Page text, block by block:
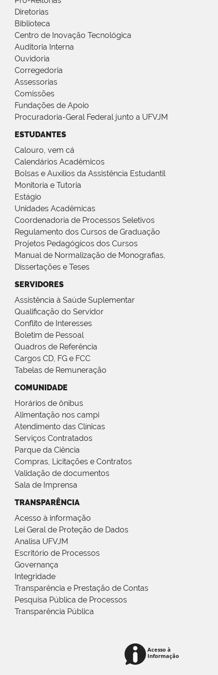
Diretorias
Biblioteca
Centro de Inovação Tecnológica
Auditoria Interna
Ouvidoria
Corregedoria
Assessorias
Comissões
Fundações de Apoio
Procuradoria-Geral Federal junto a UFVJM
ESTUDANTES
Calouro, vem cá
Calendários Acadêmicos
Bolsas e Auxílios da Assistência Estudantil
Monitoria e Tutoria
Estágio
Unidades Acadêmicas
Coordenadoria de Processos Seletivos
Regulamento dos Cursos de Graduação
Projetos Pedagógicos dos Cursos
Manual de Normalização de Monografias,
Dissertações e Teses
SERVIDORES
Assistência à Saúde Suplementar
Qualificação do Servidor
Conflito de Interesses
Boletim de Pessoal
Quadros de Referência
Cargos CD, FG e FCC
Tabelas de Remuneração
COMUNIDADE
Horários de ônibus
Alimentação nos campi
Atendimento das Clínicas
Serviços Contratados
Parque da Ciência
Compras, Licitações e Contratos
Validação de documentos
Sala de Imprensa
TRANSPARÊNCIA
Acesso à informação
Lei Geral de Proteção de Dados
Analisa UFVJM
Escritório de Processos
Governança
Integridade
Transparência e Prestação de Contas
Pesquisa Pública de Processos
Transparência Pública